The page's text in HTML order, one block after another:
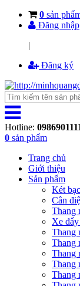
0 sản
Đăng nhập
|
Đăng ký
Hotline:
0 sản phẩm
Trang chủ
Giới thiệu
Sản phẩm
Két
Cân
Thang
Xe
Thang
Thang
Thang
Thang
Thang